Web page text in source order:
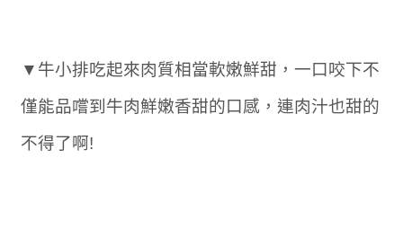
▼牛小排吃起來肉質相當軟嫩鮮甜，一口咬下不
僅能品嚐到牛肉鮮嫩香甜的口感，連肉汁也甜的
不得了啊!